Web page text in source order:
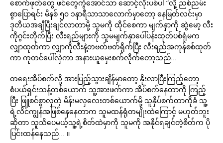
စောက်ဖုတ်တွေ ဖင်တွေကွဲအောင်သာ ဆောင့်လိုးပစ်ပါ “လို့ ညစ်ညမ်း
စွာပြောရင်း မိနစ် ၅၀ ၁နာရီသာသာလောက်မှာတော့ နေမြတ်လင်းမှာ
ဒုတိယအချီပြီးချင်လာတာမို့ သူမကို ထိုင်စေကာ မျက်နှာကို ဆွဲမော့ လီး
ကိုဂွင်းတိုက်ပြီး လီးရည်များကို သူမမျက်နှာပေါ်ပန်းထုတ်ပစ်ရုံမက
လျှာထုတ်ကာ လျှာကိုလီးနဲ့တဗတ်ဗတ်ရိုက်ပြီး လီးရည်အကုန်စစ်ထုတ်
ကာ ကုတင်ပေါ်လှဲကာ အနားယူမှေးစက်လိုက်တော့သည်…
တရေးအိပ်စက်လို့ အားပြည့်သွားချိန်မှာတော့ နိုးလာပြီးကြည့်တော့
စံပယ်ရှင်းသန့်တစ်ယောက် သူ့အားဖက်ကာ အိပ်စက်နေတာကို ကြည့်
ပြီး ဖြူစင်စွာလှတဲ့ မိန်းမလှလေးတစ်ယောက်မို့ သူနှိပ်စက်တာကိုခံ သူ့
ရဲ့လိင်ကျွန်အဖြစ်နေနေတာက သူမထန်ရုံတမျိုးထဲကြောင့် မဟုတ်ဘူး
ဆိုတာ သူသိပေမယ့်သူ့ရဲ့စိတ်ထဲမှာကို သူမကို အနိုင်ရချင်တဲ့စိတ်က ပို
ပြင်းထန်နေသည်… ။